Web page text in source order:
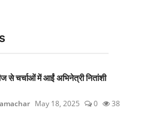
से चर्चाओं में आईं अभिनेत्री नितांशी
May 18, 2025 0 38